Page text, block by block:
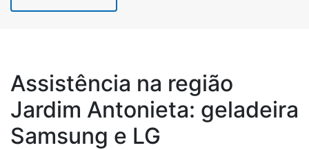
Assistência na região
Jardim Antonieta: geladeira
Samsung e LG